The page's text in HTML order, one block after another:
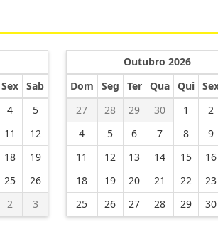
Sex
Sab
4
5
11
12
18
19
25
26
2 3
Outubro 2026
Dom
Seg Ter Qua Qui
27
28 29 30 1
2
4
5 6 7 8
9
11
12 13 14 15
16
18
19 20 21 22
23
25
26 27 28 29 30